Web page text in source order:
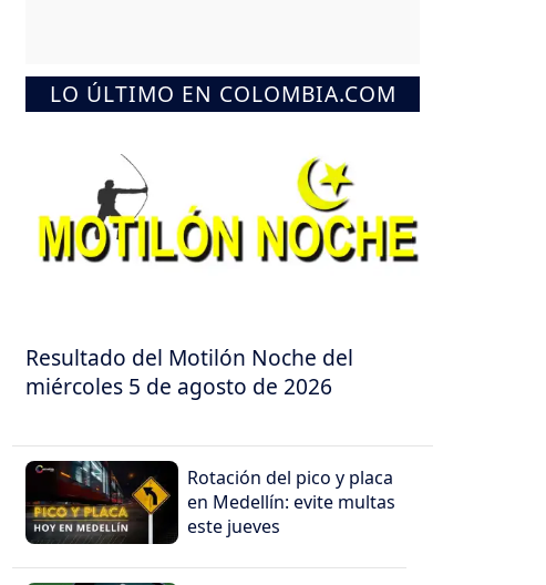
LO ÚLTIMO EN COLOMBIA.COM
Resultado del Motilón Noche del
miércoles 5 de agosto de 2026
Rotación del pico y placa
en Medellín: evite multas
este jueves